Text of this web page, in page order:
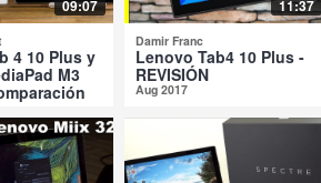
09:07
4 10 Plus y
M3
11:37
Damir Franc
Lenovo Tab4 10 Plus -
REVISIÓN
Aug 2017